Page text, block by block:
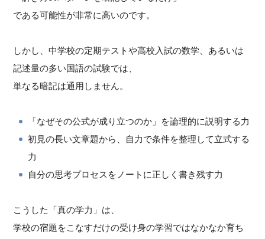
である可能性が非常に高いのです。
しかし、中学校の定期テストや高校入試の数学、あるいは
記述量の多い国語の試験では、
単なる暗記は通用しません。
「なぜその公式が成り立つのか」を論理的に説明する力
初見の長い文章題から、自力で条件を整理して立式する
力
自分の思考プロセスをノートに正しく書き残す力
こうした「真の学力」は、
学校の宿題をこなすだけの受け身の学習ではなかなか育ち